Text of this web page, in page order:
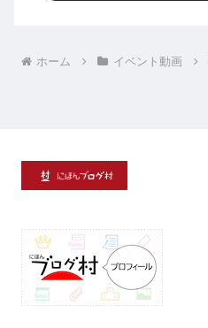
ホーム イベント動画